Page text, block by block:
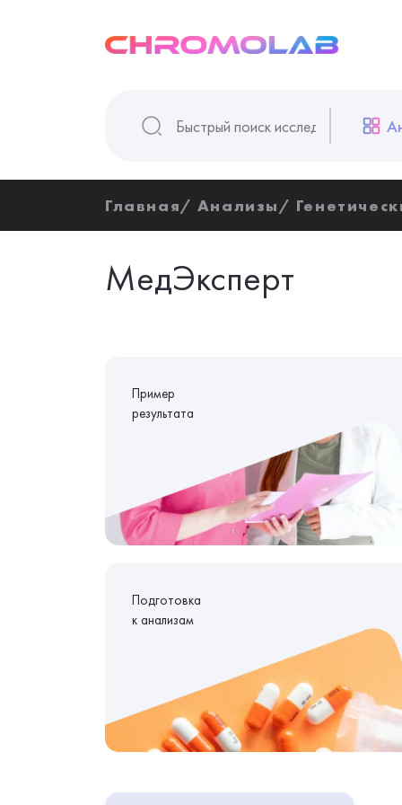
Главная Анализы
МедЭксперт
Пример
результата
Подготовка
к анализам